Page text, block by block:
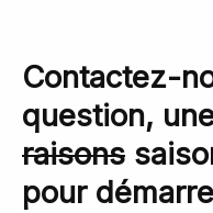
Contactez-
question,
raisons
pour